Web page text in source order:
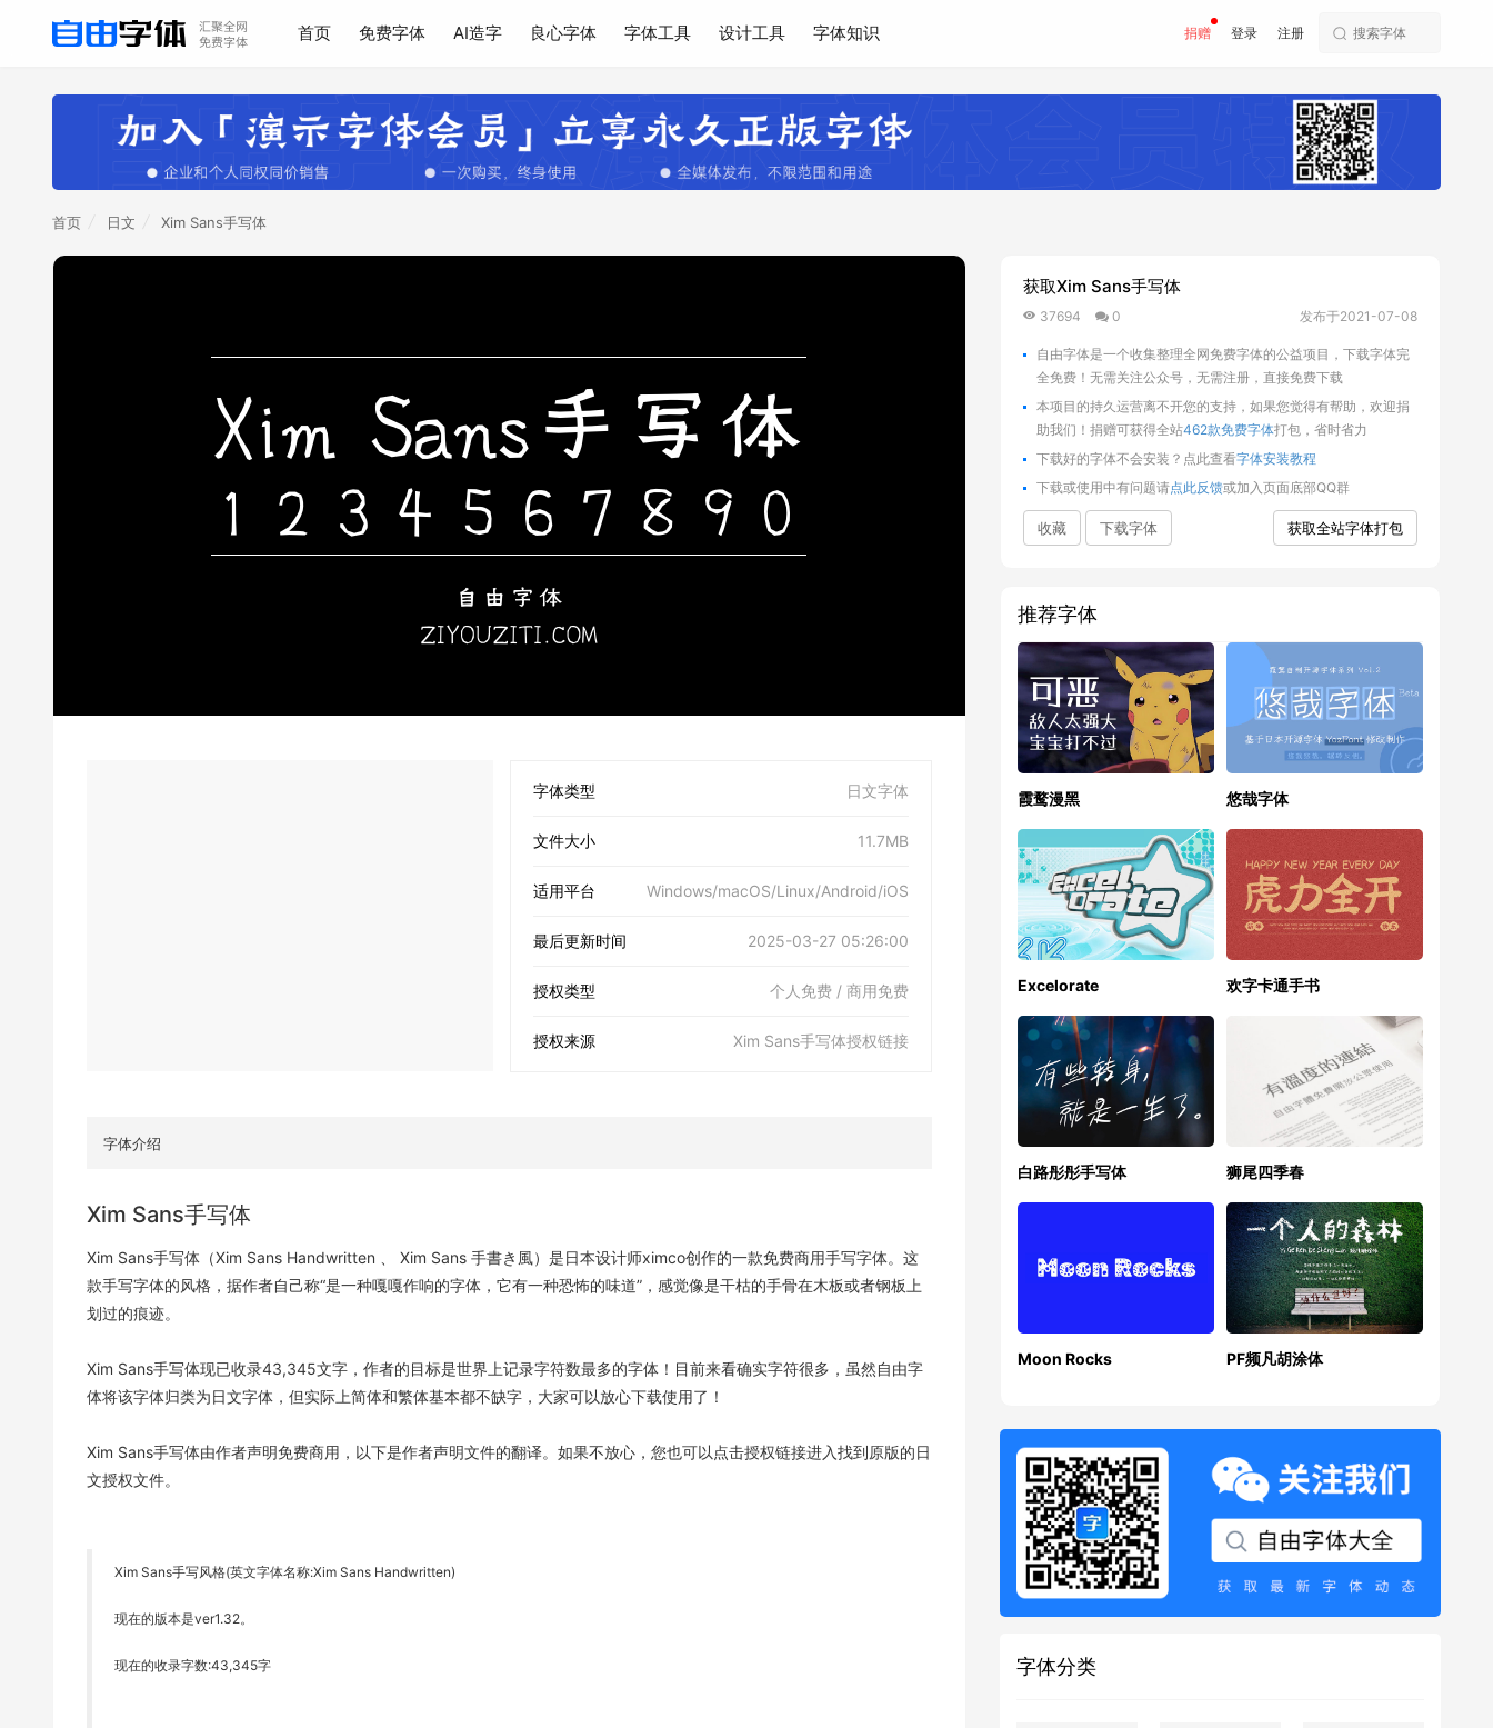
首页 免费字体 AI造字 良心字体 字体工具 设计工具 字体知识 捐赠 登录 注册
首页 日文 Xim Sans手写体
字体类型 日文字体
文件大小 11.7MB
适用平台 Windows/macOS/Linux/Android/iOS
最后更新时间 2025-03-27 05:26:00
授权类型 个人免费 / 商用免费
授权来源 Xim Sans手写体授权链接
字体介绍
Xim Sans手写体
Xim Sans手写体（Xim Sans Handwritten 、 Xim Sans 手書き風）是日本设计师ximco创作的一款免费商用手写字体。这
款手写字体的风格，据作者自己称“是一种嘎嘎作响的字体，它有一种恐怖的味道”，感觉像是干枯的手骨在木板或者钢板上
划过的痕迹。
Xim Sans手写体现已收录43,345文字，作者的目标是世界上记录字符数最多的字体！目前来看确实字符很多，虽然自由字
体将该字体归类为日文字体，但实际上简体和繁体基本都不缺字，大家可以放心下载使用了！
Xim Sans手写体由作者声明免费商用，以下是作者声明文件的翻译。如果不放心，您也可以点击授权链接进入找到原版的日
文授权文件。
Xim Sans手写风格(英文字体名称:Xim Sans Handwritten)
现在的版本是ver1.32。
现在的收录字数:43,345字
获取Xim Sans手写体
37694 0 发布于2021-07-08
自由字体是一个收集整理全网免费字体的公益项目，下载字体完
全免费！无需关注公众号，无需注册，直接免费下载
本项目的持久运营离不开您的支持，如果您觉得有帮助，欢迎捐
助我们！捐赠可获得全站462款免费字体打包，省时省力
下载好的字体不会安装？点此查看字体安装教程
下载或使用中有问题请点此反馈或加入页面底部QQ群
收藏 下载字体 获取全站字体打包
推荐字体
霞鹜漫黑 悠哉字体
Excelorate 欢字卡通手书
白路彤彤手写体 狮尾四季春
Moon Rocks PF频凡胡涂体
字体分类